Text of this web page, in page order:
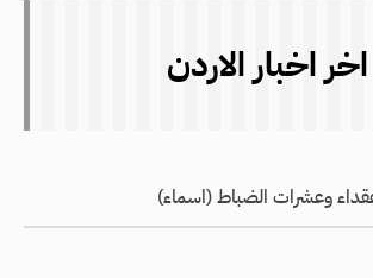
اخر اخبار الاردن